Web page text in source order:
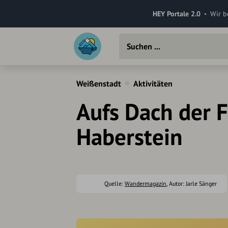
HEY Portale 2.0 Wir
Weißenstadt Aktivitäten
Aufs Dach der
Haberstein
Quelle: Wandermagazin, Autor: Jarle Sänger